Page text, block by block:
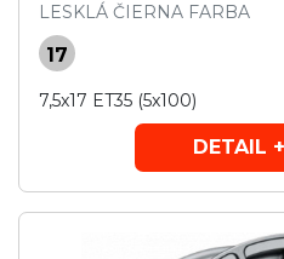
LESKLÁ ČIERNA FARBA
17
7,5x17 ET35 (5x100)
DETAIL